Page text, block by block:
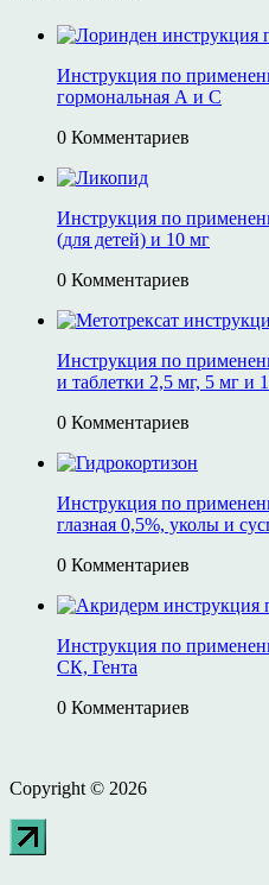
Инструкция по
гормональная А и С
0 Комментариев
Инструкция по
(для детей) и 10 мг
0 Комментариев
Инструкция по
и таблетки 2,5 мг, 5 мг и
0 Комментариев
Инструкция по
глазная 0,5%, уколы и
0 Комментариев
Инструкция по
СК, Гента
0 Комментариев
Copyright © 2026